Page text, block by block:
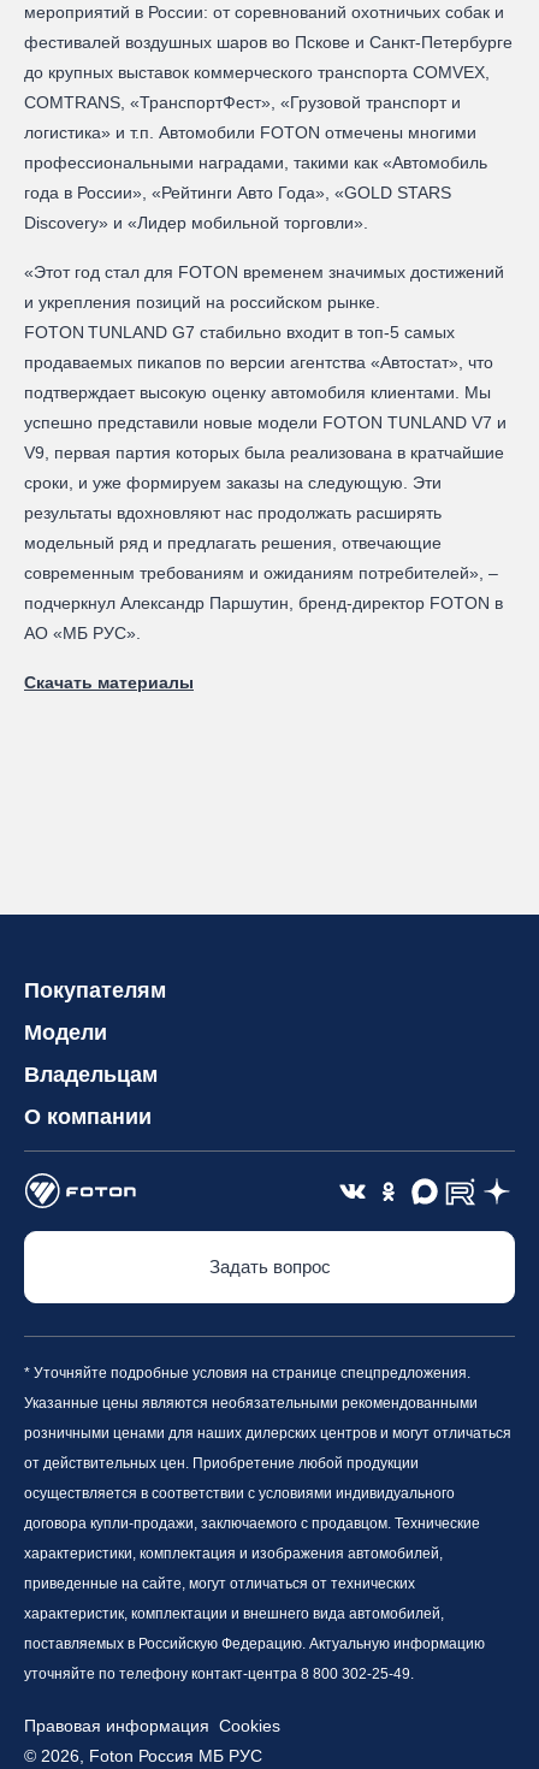
мероприятий в России: от соревнований охотничьих собак и
фестивалей воздушных шаров во Пскове и Санкт‑Петербурге
до крупных выставок коммерческого транспорта COMVEX,
COMTRANS, «ТранспортФест», «Грузовой транспорт и
логистика» и т.п. Автомобили FOTON отмечены многими
профессиональными наградами, такими как «Автомобиль
года в России», «Рейтинги Авто Года», «GOLD STARS
Discovery» и «Лидер мобильной торговли».
«Этот год стал для FOTON временем значимых достижений
и укрепления позиций на российском рынке.
FOTON TUNLAND G7 стабильно входит в топ‑5 самых
продаваемых пикапов по версии агентства «Автостат», что
подтверждает высокую оценку автомобиля клиентами. Мы
успешно представили новые модели FOTON TUNLAND V7 и
V9, первая партия которых была реализована в кратчайшие
сроки, и уже формируем заказы на следующую. Эти
результаты вдохновляют нас продолжать расширять
модельный ряд и предлагать решения, отвечающие
современным требованиям и ожиданиям потребителей», –
подчеркнул Александр Паршутин, бренд-директор FOTON в
АО «МБ РУС».
Скачать материалы
Покупателям
Модели
Владельцам
О компании
Задать вопрос
* Уточняйте подробные условия на странице спецпредложения.
Указанные цены являются необязательными рекомендованными
розничными ценами для наших дилерских центров и могут отличаться
от действительных цен. Приобретение любой продукции
осуществляется в соответствии с условиями индивидуального
договора купли-продажи, заключаемого с продавцом. Технические
характеристики, комплектация и изображения автомобилей,
приведенные на сайте, могут отличаться от технических
характеристик, комплектации и внешнего вида автомобилей,
поставляемых в Российскую Федерацию. Актуальную информацию
уточняйте по телефону контакт-центра 8 800 302-25-49.
© 2026, Foton Россия МБ РУС
Правовая информация Cookies